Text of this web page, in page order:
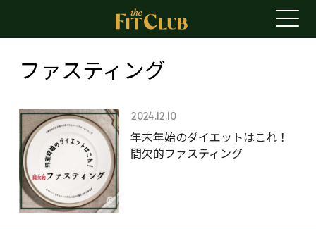
ファスティング
2024.12.10
年末年始のダイエットはこれ！
間欠的ファスティング